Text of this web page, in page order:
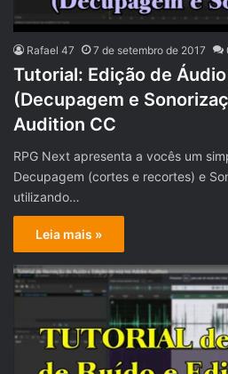
Rafael 47 7 de setembro de 2017
Tutorial: Edição de
(Decupagem e
Audition CC
RPG Next apresenta a vocês um
Decupagem (cortes e recortes) e
utilizando…
Leia mais »